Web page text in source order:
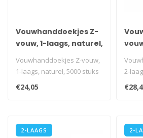
Vouwhanddoekjes Z-
vouw, 1-laags, naturel,
5000 stuks
Vouwhanddoekjes Z-vouw,
1-laags, naturel, 5000 stuks
i.v.m. transportkosten is ..
€24,05
2-
3200
2-LAAGS 2-